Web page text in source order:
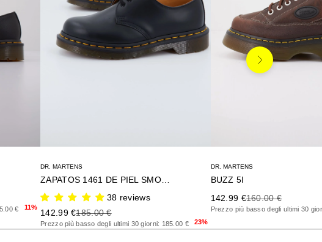
€ 11%
DR. MARTENS
ZAPATOS 1461 DE PIEL SMOOTH
38 reviews
Precio de oferta
142.99 €Precio anterior
185.00 €
Prezzo più basso degli ultimi 30 giorni: 185.00 € 23%
DR. MARTENS
BUZZ 5I
Precio de oferta
142.99 €Precio anterior
160.00 €
Prezzo più basso degli ultimi 30
Siguiente